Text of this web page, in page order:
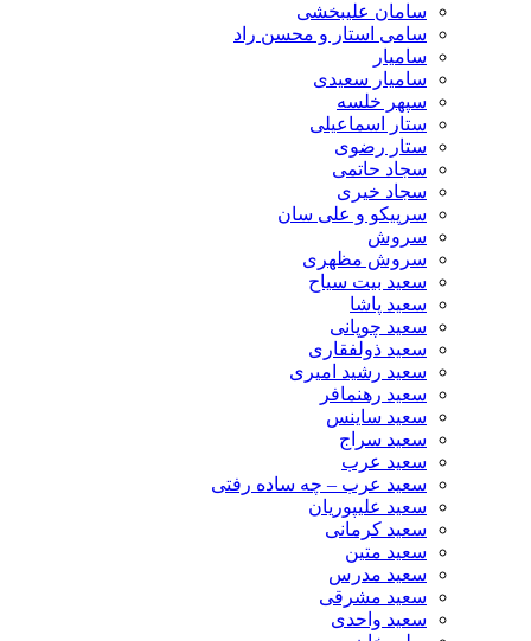
سامان علیبخشی
سامی استار و محسن راد
سامیار
سامیار سعیدی
سپهر خلسه
ستار اسماعیلی
ستار رضوی
سجاد حاتمی
سجاد خیری
سرپیکو و علی سان
سروش
سروش مظهری
سعید بیت سیاح
سعید پاشا
سعید چوپانی
سعید ذولفقاری
سعید رشید امیری
سعید رهنمافر
سعید ساینس
سعید سراج
سعید عرب
سعید عرب – چه ساده رفتی
سعید علیپوریان
سعید کرمانی
سعید متین
سعید مدرس
سعید مشرقی
سعید واحدی